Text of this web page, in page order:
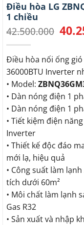
Điều hòa LG
1 chiều
42.500.000 Giá
gốc
Điều hòa nối ống gió
36000BTU Inverter
• Model:
• Dàn nóng điện 1
• Dàn nóng điện 1
• Tiết kiệm điện
Inverter
• Thiết kế độc đáo
mới lạ, hiệu quả
• Công suất làm
tích dưới 60m²
• Môi chất làm lạnh
Gas R32
• Sản xuất và nhập